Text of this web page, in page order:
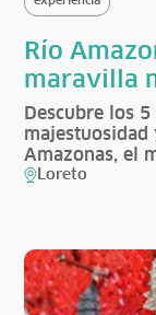
Río
maravilla
Descubre los
Amazonas, el
Loreto